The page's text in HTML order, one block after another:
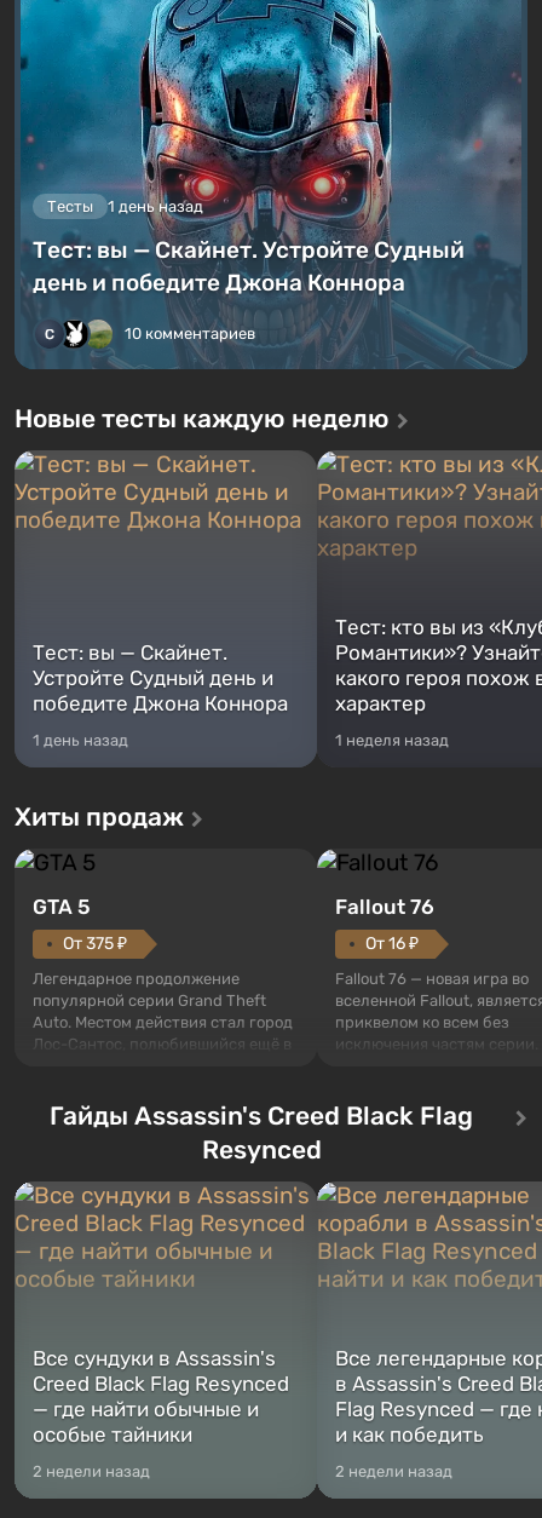
Тесты 1 день назад
Тест: вы — Скайнет. Устройте Судный
день и победите Джона Коннора
10 комментариев
Новые тесты каждую неделю
Тест: вы — Скайнет.
Устройте Судный день и
победите Джона Коннора
1 день назад
Тест: кто вы из
Романтики»?
какого героя похож
характер
1 неделя назад
Хиты продаж
GTA 5
От 375 ₽
Легендарное продолжение
популярной серии Grand Theft
Auto. Местом действия стал город
Лос-Сантос, полюбившийся ещё в
сразу трех персонажей: Майкла,
Тревора и Франклина, между
Жанр и...
Fallout 76
От 16 ₽
Fallout 76 — новая игра во
вселенной Fallout,
приквелом ко всем без
исключения частям серии.
Оно же, по задумке
Vault-Tec, должно
Место действия Fallout...
Гайды Assassin's Creed Black Flag
Resynced
Все сундуки в Assassin's
Creed Black Flag Resynced
— где найти обычные и
особые тайники
2 недели назад
Все легендарные
в Assassin's Creed
Flag Resynced — где
и как победить
2 недели назад